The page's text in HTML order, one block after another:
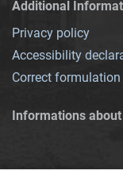
Additional
Privacy policy
Accessibility
Correct
Informations